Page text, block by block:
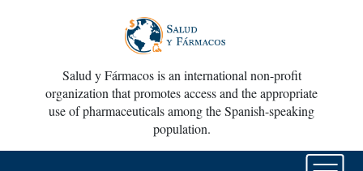
Salud y Fármacos is an international non-profit
organization that promotes access and the appropriate
use of pharmaceuticals among the Spanish-speaking
population.